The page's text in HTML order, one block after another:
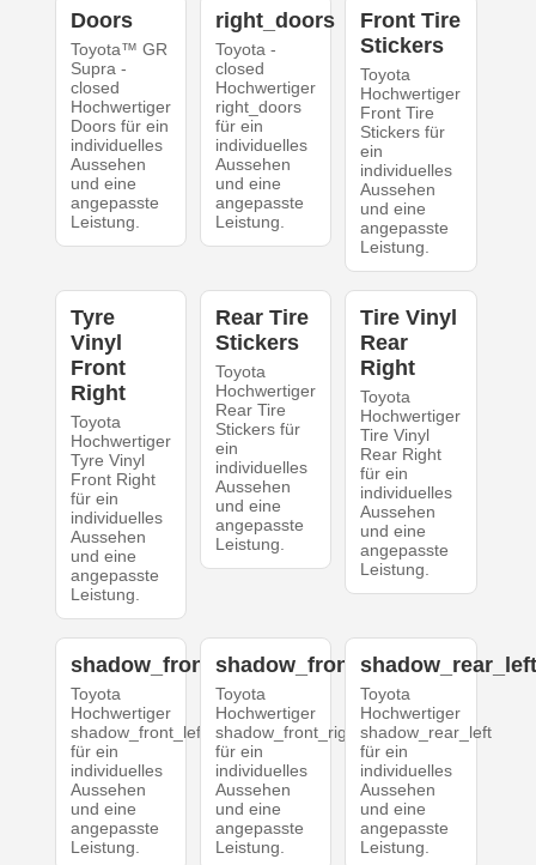
Doors
Toyota™ GR
Supra -
closed
Hochwertiger
Doors für ein
individuelles
Aussehen
und eine
angepasste
Leistung.
right_doors
Toyota -
closed
Hochwertiger
right_doors
für ein
individuelles
Aussehen
und eine
angepasste
Leistung.
Front Tire
Stickers
Toyota
Hochwertiger
Front Tire
Stickers für
ein
individuelles
Aussehen
und eine
angepasste
Leistung.
Tyre
Vinyl
Front
Right
Toyota
Hochwertiger
Tyre Vinyl
Front Right
für ein
individuelles
Aussehen
und eine
angepasste
Leistung.
Rear Tire
Stickers
Toyota
Hochwertiger
Rear Tire
Stickers für
ein
individuelles
Aussehen
und eine
angepasste
Leistung.
Tire Vinyl
Rear
Right
Toyota
Hochwertiger
Tire Vinyl
Rear Right
für ein
individuelles
Aussehen
und eine
angepasste
Leistung.
shadow_front_left
Toyota
Hochwertiger
shadow_front_left
für ein
individuelles
Aussehen
und eine
angepasste
Leistung.
shadow_front_right
Toyota
Hochwertiger
shadow_front_right
für ein
individuelles
Aussehen
und eine
angepasste
Leistung.
Toyota
Hochwertiger
shadow_rear_left
für ein
individuelles
Aussehen
und eine
angepasste
Leistung.